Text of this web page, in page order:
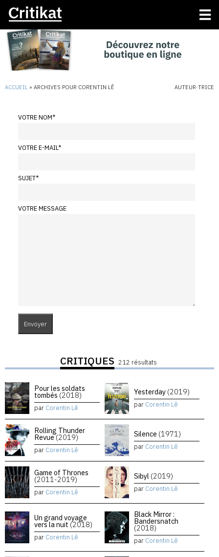
ACCUEIL » ARCHIVES POUR CORENTIN LÊ AUTEUR·TRICE
VOTRE NOM*
VOTRE E-MAIL*
SUJET*
VOTRE MESSAGE
CRITIQUES 212 résultats
Pour les soldats
tombés (2018)
par Corentin Lê
Yesterday (2019)
par Corentin Lê
Rolling Thunder
Revue(2019)
par Corentin Lê
Silence (1971)
par Corentin Lê
Game of Thrones
(2011-2019)
par Corentin Lê
Sibyl (2019)
par Corentin Lê
Un grand voyage
vers la nuit (2018)
par Corentin Lê
Black Mirror :
Bandersnatch
(2018)
par Corentin Lê